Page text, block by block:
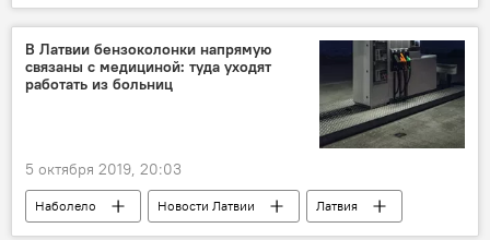
спортсмен
В Латвии бензоколонки напрямую
связаны с медициной: туда уходят
работать из больниц
5 октября 2019, 20:03
Наболело Новости Латвии
Латвия